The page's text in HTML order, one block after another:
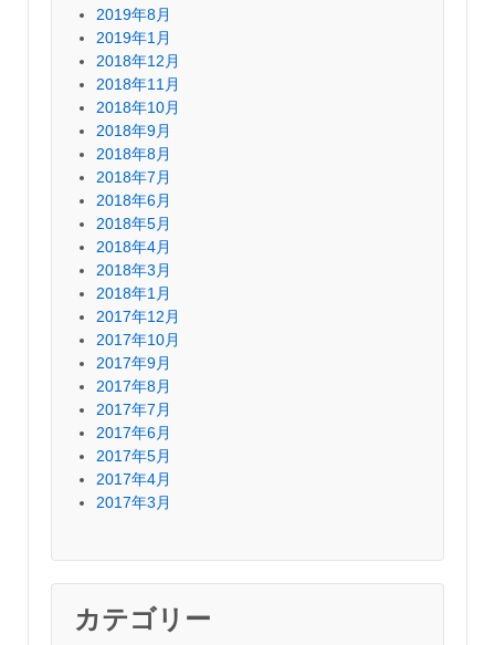
2019年8月
2019年1月
2018年12月
2018年11月
2018年10月
2018年9月
2018年8月
2018年7月
2018年6月
2018年5月
2018年4月
2018年3月
2018年1月
2017年12月
2017年10月
2017年9月
2017年8月
2017年7月
2017年6月
2017年5月
2017年4月
2017年3月
カテゴリー